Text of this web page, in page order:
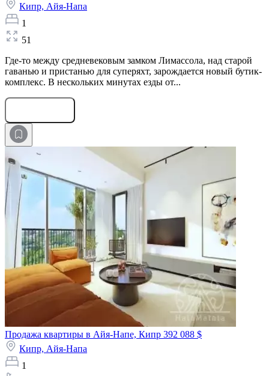
Кипр, Айя-Напа
1
51
Где-то между средневековым замком Лимассола, над старой
гаванью и пристанью для суперяхт, зарождается новый бутик-
комплекс. В нескольких минутах езды от...
Продажа квартиры в Айя-Напе, Кипр 392 088 $
Кипр, Айя-Напа
1